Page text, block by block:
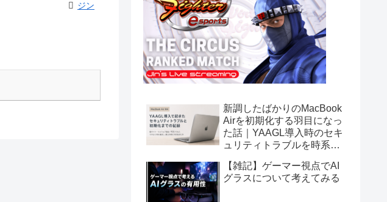
ジン
新調したばかりのMacBook
Airを初期化する羽目になっ
た話｜YAAGL導入時のセキ
ュリティトラブルを時系列
【雑記】ゲーマー視点でAI
グラスについて考えてみる